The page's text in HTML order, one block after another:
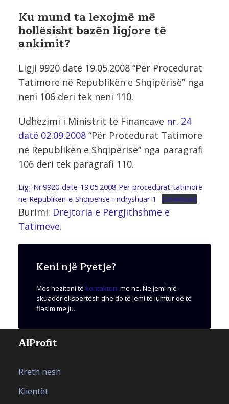
Ku mund ta lexojmë më
hollësisht bazën ligjore të
ankimit?
Ligji 9920 datë 19.05.2008 “Për Procedurat
Tatimore në Republikën e Shqipërisë” nga
neni 106 deri tek neni 110.
Udhëzimi i Ministrit të Financave nr. 24
datë 02.09.2008 “Për Procedurat Tatimore
në Republikën e Shqipërisë” nga paragrafi
106 deri tek paragrafi 110.
Ligj-Nr.9920-date-19.05.2008-Per-procedurat-tatimore-
ne-Republiken-e-Shqiperise-i-ndryshuar-1
Download
Burimi: Drejtoria e Përgjithshme e
Tatimeve.
Keni një Pyetje?
Mos hezitoni të kontaktoni me ne. Ne jemi një
skuadër ekspertësh dhe do të jemi të lumtur që të
flasim me ju.
AlProfit
Rreth nesh
Klientët